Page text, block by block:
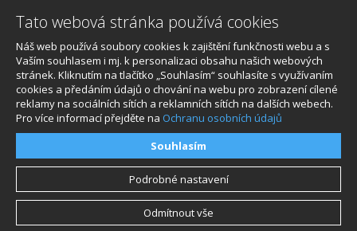
Obchodní podmínky
Reklamace a servis
O nákupu
© 2026, STABLECAM s.r.o
Souhlasím
Podrobné nastavení
Odmítnout vše
Tato webová stránka používá cookies
Náš web používá soubory cookies k zajištění funkčnosti webu a s
Vaším souhlasem i mj. k personalizaci obsahu našich webových
stránek. Kliknutím na tlačítko „Souhlasím“ souhlasíte s využívaním
cookies a předáním údajů o chování na webu pro zobrazení cílené
reklamy na sociálních sítích a reklamních sítích na dalších webech.
Pro více informací přejděte na Ochranu osobních údajů